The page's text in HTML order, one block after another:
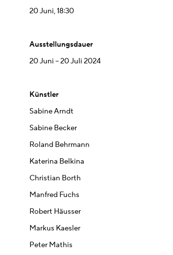
20 Juni, 18:30
Ausstellungsdauer
20 Juni – 20 Juli 2024
Künstler
Sabine Arndt
Sabine Becker
Roland Behrmann
Katerina Belkina
Christian Borth
Manfred Fuchs
Robert Häusser
Markus Kaesler
Peter Mathis